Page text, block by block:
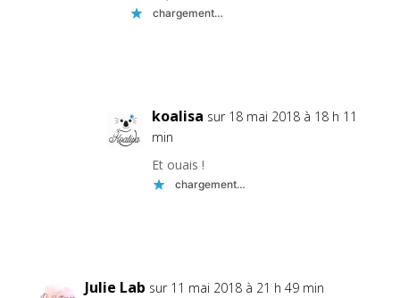
chargement…
koalisa sur 18 mai 2018 à 18 h 11
min
Et ouais !
chargement…
Julie Lab sur 11 mai 2018 à 21 h 49 min